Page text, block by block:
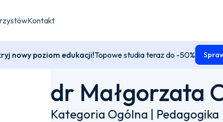
Kontakt
nowy poziom edukacji!Topowe studia teraz do -50%
dr Małgorzata
Kategoria Ogólna | Pedagogika